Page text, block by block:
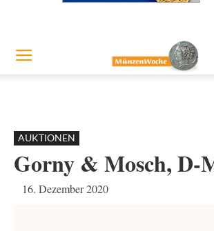
AUKTIONEN
Gorny & Mosch, D-
16. Dezember 2020